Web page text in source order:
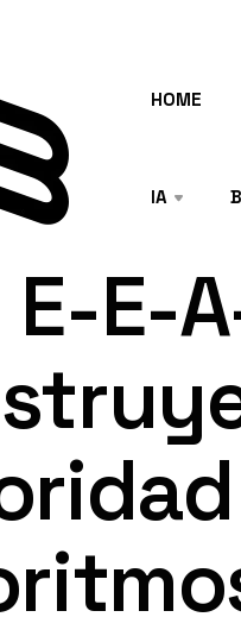
HOME
IA
E-E-